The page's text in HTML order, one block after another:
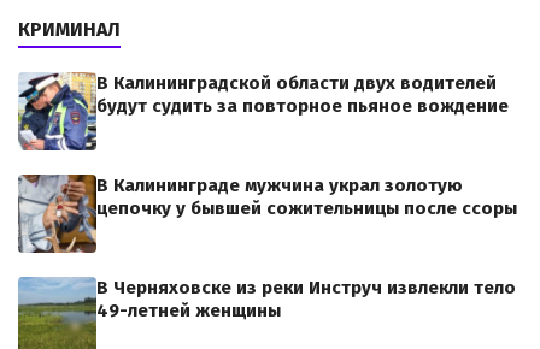
КРИМИНАЛ
В Калининградской области двух водителей
будут судить за повторное пьяное вождение
В Калининграде мужчина украл золотую
цепочку у бывшей сожительницы после ссоры
В Черняховске из реки Инструч извлекли тело
49-летней женщины